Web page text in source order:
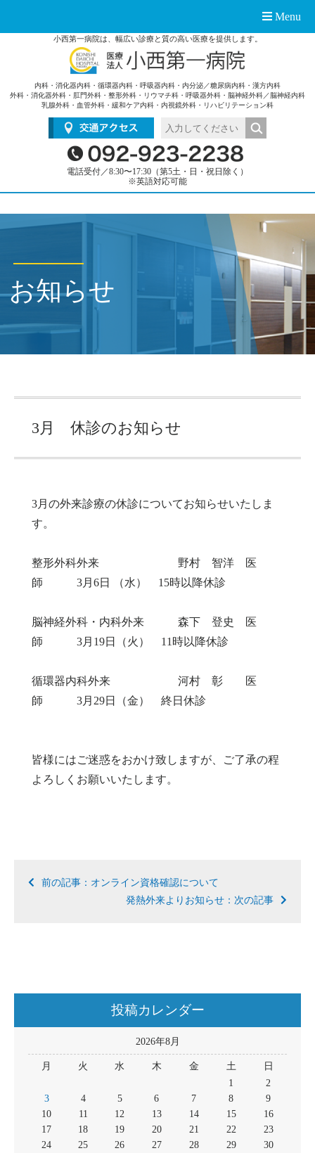
小西第一病院は、幅広い診療と質の高い医療を提供します。
内科・消化器内科・循環器内科・呼吸器内科・内分泌／糖尿病内科・漢方内科
外科・消化器外科・肛門外科・整形外科・リウマチ科・呼吸器外科・脳神経外科／脳神経内科
乳腺外科・血管外科・緩和ケア内科・内視鏡外科・リハビリテーション科
電話受付／8:30〜17:30（第5土・日・祝日除く）
※英語対応可能
Menu
お知らせ
3月 休診のお知らせ
3月の外来診療の休診についてお知らせいたしま
す。
整形外科外来 野村 智洋 医
師 3月6日 （水） 15時以降休診
脳神経外科・内科外来 森下 登史 医
師 3月19日（火） 11時以降休診
循環器内科外来 河村 彰 医
師 3月29日（金） 終日休診
皆様にはご迷惑をおかけ致しますが、ご了承の程
よろしくお願いいたします。
前の記事：オンライン資格確認について
発熱外来よりお知らせ：次の記事
投稿カレンダー
2026年8月
月 火 水 木 金 土
日
1
2
3
4 5 6 7 8
9
10
11 12 13 14 15
16
17
18 19 20 21 22
23
24
25 26 27 28 29
30